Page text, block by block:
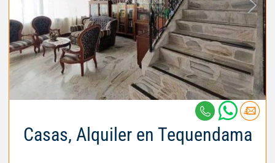
Casas, Alquiler en Tequendama